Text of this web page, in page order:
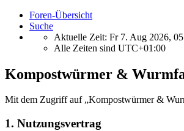
Foren-Übersicht
Suche
Aktuelle Zeit: Fr 7. Aug 2026,
Alle Zeiten sind UTC+01:00
Kompostwürmer &
Mit dem Zugriff auf „Kompostwürmer &
1. Nutzungsvertrag